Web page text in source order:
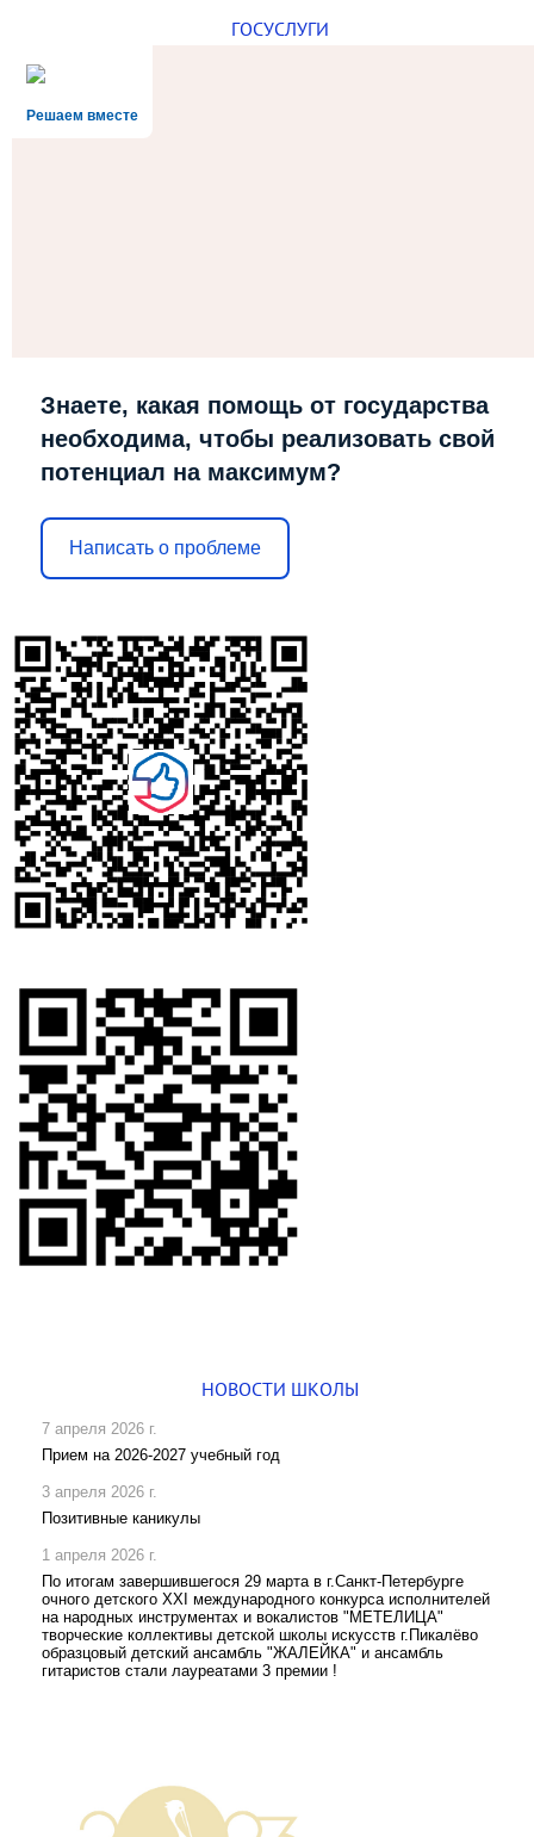
ГОСУСЛУГИ
Решаем вместе
Знаете, какая помощь от государства
необходима, чтобы реализовать свой
потенциал на максимум?
Написать о проблеме
НОВОСТИ ШКОЛЫ
7 апреля 2026 г.
Прием на 2026-2027 учебный год
3 апреля 2026 г.
Позитивные каникулы
1 апреля 2026 г.
По итогам завершившегося 29 марта в г.Санкт-Петербурге
очного детского XXI международного конкурса исполнителей
на народных инструментах и вокалистов "МЕТЕЛИЦА"
творческие коллективы детской школы искусств г.Пикалёво
образцовый детский ансамбль "ЖАЛЕЙКА" и ансамбль
гитаристов стали лауреатами 3 премии !